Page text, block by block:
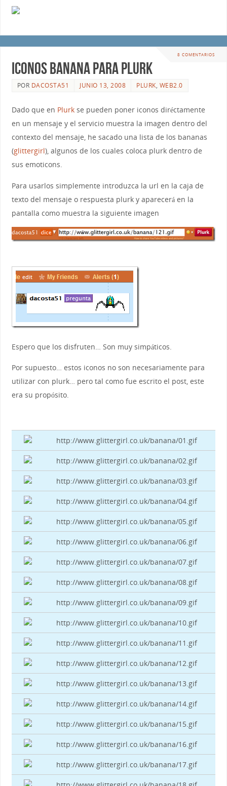
8 COMENTARIOS
Iconos Banana para Plurk
POR DACOSTA51 JUNIO 13, 2008 PLURK, WEB2.0
Dado que en Plurkse pueden poner iconos diréctamente
en un mensaje y el servicio muestra la imagen dentro del
contexto del mensaje, he sacado una lista de los bananas
(glittergirl), algunos de los cuales coloca plurk dentro de
sus emoticons.
Para usarlos simplemente introduzca la url en la caja de
texto del mensaje o respuesta plurk y aparecerá en la
pantalla como muestra la siguiente imagen
Espero que los disfruten… Son muy simpáticos.
Por supuesto… estos iconos no son necesariamente para
utilizar con plurk… pero tal como fue escrito el post, este
era su propósito.
http://www.glittergirl.co.uk/banana/01.gif
http://www.glittergirl.co.uk/banana/02.gif
http://www.glittergirl.co.uk/banana/03.gif
http://www.glittergirl.co.uk/banana/04.gif
http://www.glittergirl.co.uk/banana/05.gif
http://www.glittergirl.co.uk/banana/06.gif
http://www.glittergirl.co.uk/banana/07.gif
http://www.glittergirl.co.uk/banana/08.gif
http://www.glittergirl.co.uk/banana/09.gif
http://www.glittergirl.co.uk/banana/10.gif
http://www.glittergirl.co.uk/banana/11.gif
http://www.glittergirl.co.uk/banana/12.gif
http://www.glittergirl.co.uk/banana/13.gif
http://www.glittergirl.co.uk/banana/14.gif
http://www.glittergirl.co.uk/banana/15.gif
http://www.glittergirl.co.uk/banana/16.gif
http://www.glittergirl.co.uk/banana/17.gif